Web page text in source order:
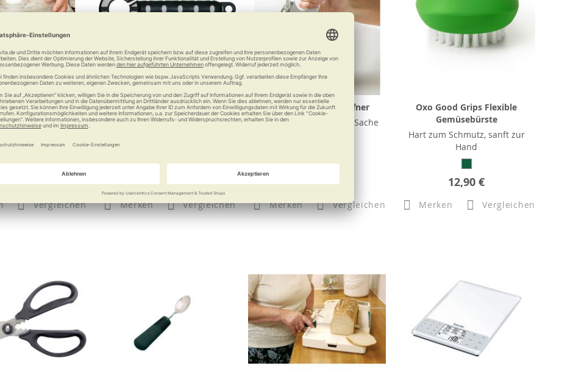
statt kurbeln
49,95 €
Vergleichen
Flaschenöffner Cap Twister
Drehen Sie auf!
12,90 €
Merken Vergleichen
Brix Zugring-Dosenöffner
Langer Hebel – saubere Sache
8,90 €
Merken Vergleichen
Oxo Good Grips Flexible
Gemüsebürste
Hart zum Schmutz, sanft zur
Hand
12,90 €
Merken Vergleichen